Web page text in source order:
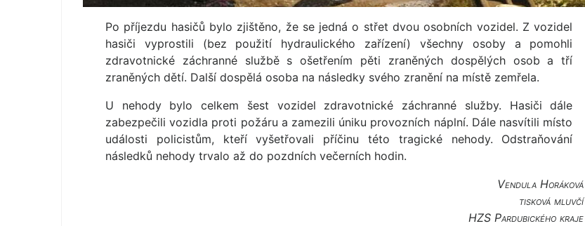
Po příjezdu hasičů bylo zjištěno, že se jedná o střet dvou osobních vozidel. Z vozidel
hasiči vyprostili (bez použití hydraulického zařízení) všechny osoby a pomohli
zdravotnické záchranné službě s ošetřením pěti zraněných dospělých osob a tří
zraněných dětí. Další dospělá osoba na následky svého zranění na místě zemřela.
U nehody bylo celkem šest vozidel zdravotnické záchranné služby. Hasiči dále
zabezpečili vozidla proti požáru a zamezili úniku provozních náplní. Dále nasvítili místo
události policistům, kteří vyšetřovali příčinu této tragické nehody. Odstraňování
následků nehody trvalo až do pozdních večerních hodin.
Vendula Horáková
tisková mluvčí
HZS Pardubického kraje